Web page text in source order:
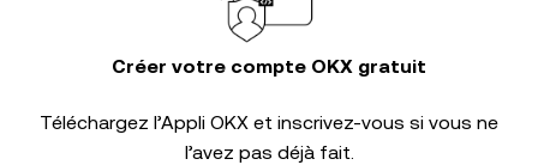
Créer votre compte OKX gratuit
Téléchargez l’Appli OKX et inscrivez-vous si vous ne
l’avez pas déjà fait.